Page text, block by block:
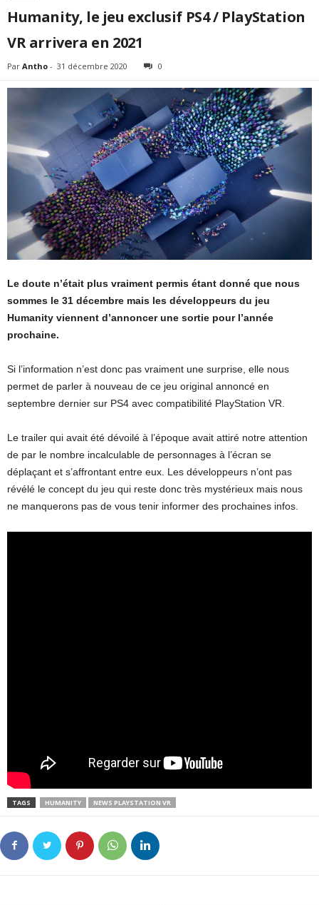
Humanity, le jeu exclusif PS4 / PlayStation
VR arrivera en 2021
Par Antho - 31 décembre 2020 0
Le doute n’était plus vraiment permis étant donné que nous
sommes le 31 décembre mais les développeurs du jeu
Humanity viennent d’annoncer une sortie pour l’année
prochaine.
Si l’information n’est donc pas vraiment une surprise, elle nous
permet de parler à nouveau de ce jeu original annoncé en
septembre dernier sur PS4 avec compatibilité PlayStation VR.
Le trailer qui avait été dévoilé à l’époque avait attiré notre attention
de par le nombre incalculable de personnages à l’écran se
déplaçant et s’affrontant entre eux. Les développeurs n’ont pas
révélé le concept du jeu qui reste donc très mystérieux mais nous
ne manquerons pas de vous tenir informer des prochaines infos.
TAGS HUMANITY NEWS PLAYSTATION VR